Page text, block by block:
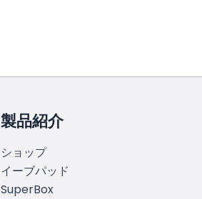
製品紹介
ショップ
イーブパッド
SuperBox